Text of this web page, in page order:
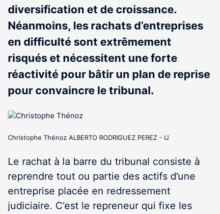
diversification et de croissance.
Néanmoins, les rachats d’entreprises
en difficulté sont extrêmement
risqués et nécessitent une forte
réactivité pour bâtir un plan de reprise
pour convaincre le tribunal.
Christophe Thénoz ALBERTO RODRIGUEZ PEREZ - IJ
Le rachat à la barre du tribunal consiste à
reprendre tout ou partie des actifs d’une
entreprise placée en redressement
judiciaire. C’est le repreneur qui fixe les